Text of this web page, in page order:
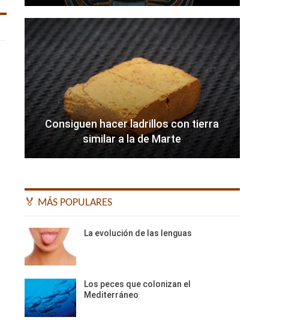
Consiguen hacer ladrillos con tierra
similar a la de Marte
🏅 MÁS POPULARES
La evolución de las lenguas
Los peces que colonizan el
Mediterráneo